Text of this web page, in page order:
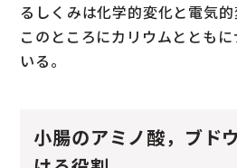
るしくみは化学的変化と電気的
このところにカリウムととも
いる。
小腸のアミノ酸，ブド